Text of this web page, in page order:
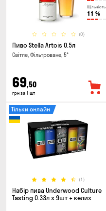
Щільність
11 %
(0)
Пиво Stella Artois 0.5л
Світле, Фільтроване, 5°
69,50
грн за 1 шт
(1)
Тільки онлайн
Набір пива Underwood Culture
Tasting 0.33л x 9шт + келих